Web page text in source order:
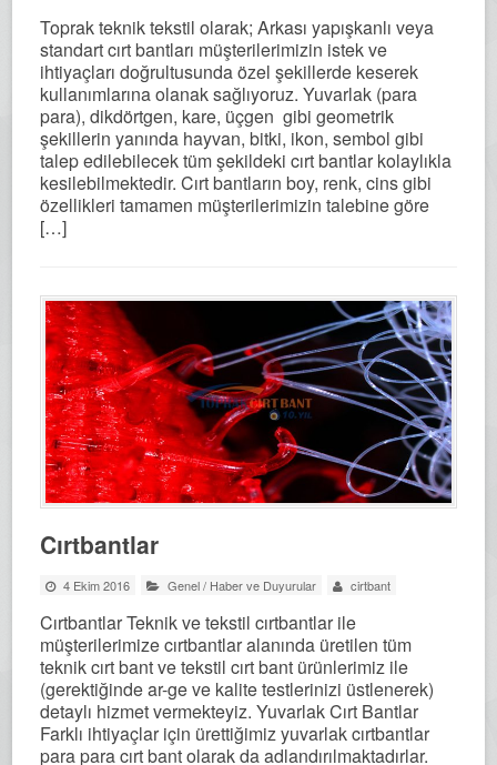
Toprak teknik tekstil olarak; Arkası yapışkanlı veya
standart cırt bantları müşterilerimizin istek ve
ihtiyaçları doğrultusunda özel şekillerde keserek
kullanımlarına olanak sağlıyoruz. Yuvarlak (para
para), dikdörtgen, kare, üçgen gibi geometrik
şekillerin yanında hayvan, bitki, ikon, sembol gibi
talep edilebilecek tüm şekildeki cırt bantlar kolaylıkla
kesilebilmektedir. Cırt bantların boy, renk, cins gibi
özellikleri tamamen müşterilerimizin talebine göre
[…]
Cırtbantlar
4 Ekim 2016 Genel/ Haber ve Duyurular cirtbant
Cırtbantlar Teknik ve tekstil cırtbantlar ile
müşterilerimize cırtbantlar alanında üretilen tüm
teknik cırt bant ve tekstil cırt bant ürünlerimiz ile
(gerektiğinde ar-ge ve kalite testlerinizi üstlenerek)
detaylı hizmet vermekteyiz. Yuvarlak Cırt Bantlar
Farklı ihtiyaçlar için ürettiğimiz yuvarlak cırtbantlar
para para cırt bant olarak da adlandırılmaktadırlar.